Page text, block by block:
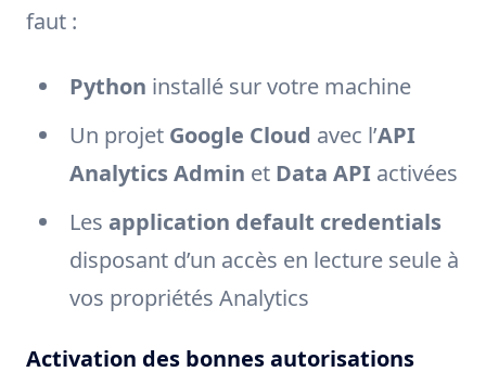
faut :
Python installé sur votre machine
Un projet Google Cloud avec l’API
Analytics Admin et Data API activées
Les application default credentials
disposant d’un accès en lecture seule à
vos propriétés Analytics
Activation des bonnes autorisations